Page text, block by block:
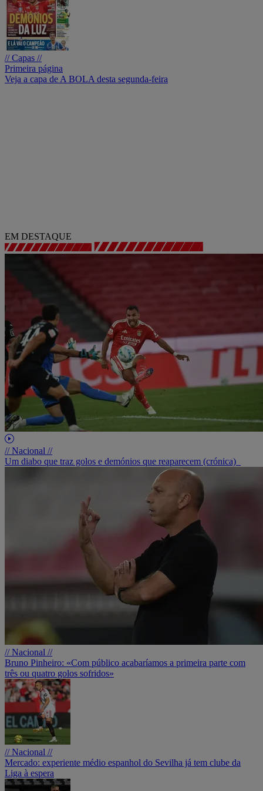
// Capas //
Primeira página
Veja a capa de A BOLA desta segunda-feira
EM DESTAQUE
// Nacional //
Um diabo que traz golos e demónios que reaparecem (crónica)
// Nacional //
Bruno Pinheiro: «Com público acabaríamos a primeira parte com
três ou quatro golos sofridos»
// Nacional //
Mercado: experiente médio espanhol do Sevilha já tem clube da
Liga à espera